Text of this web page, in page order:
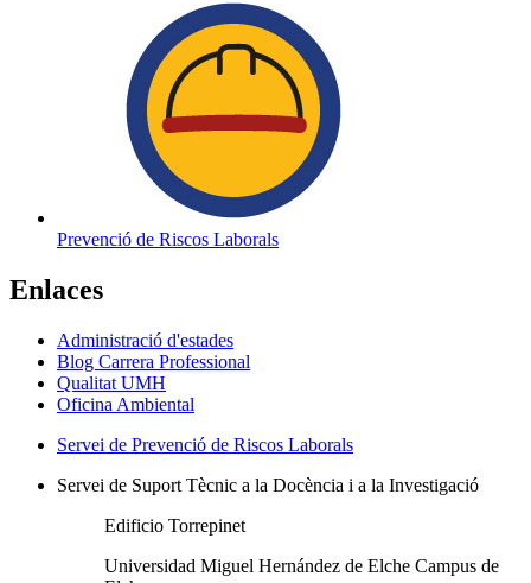
Prevenció de Riscos Laborals
Enlaces
Administració d'estades
Blog Carrera Professional
Qualitat UMH
Oficina Ambiental
Servei de Prevenció de Riscos Laborals
Servei de Suport Tècnic a la Docència i a la Investigació
Edificio Torrepinet
Universidad Miguel Hernández de Elche Campus de